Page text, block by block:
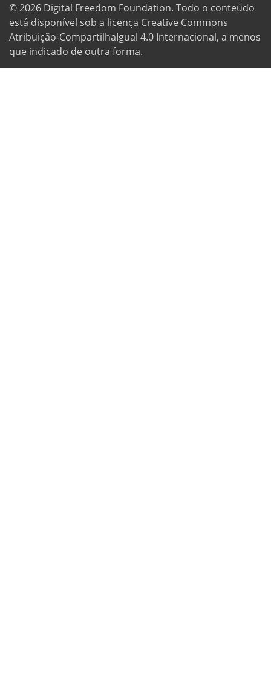
© 2026 Digital Freedom Foundation. Todo o conteúdo
está disponível sob a licença Creative Commons
Atribuição-CompartilhaIgual 4.0 Internacional, a menos
que indicado de outra forma.